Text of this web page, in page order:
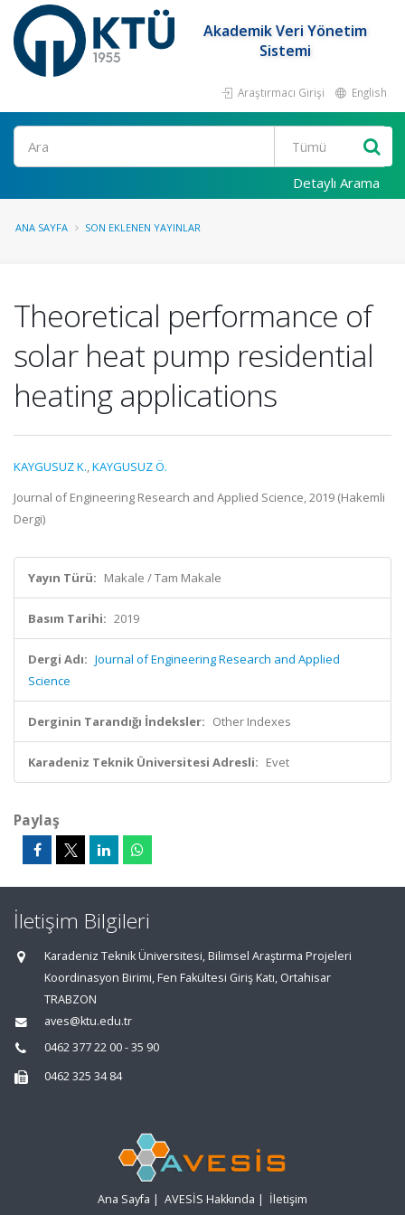
Akademik Veri Yönetim
Sistemi
Araştırmacı Girişi English
Ara
Detaylı Arama
ANA SAYFA SON EKLENEN YAYINLAR
Theoretical performance of
solar heat pump residential
heating applications
KAYGUSUZ K.,KAYGUSUZ Ö.
Journal of Engineering Research and Applied Science, 2019 (Hakemli
Dergi)
Yayın Türü: Makale / Tam Makale
Basım Tarihi: 2019
Dergi Adı: Journal of Engineering Research and Applied
Science
Derginin Tarandığı İndeksler: Other Indexes
Karadeniz Teknik Üniversitesi Adresli: Evet
Paylaş
İletişim Bilgileri
Karadeniz Teknik Üniversitesi, Bilimsel Araştırma Projeleri
Koordinasyon Birimi, Fen Fakültesi Giriş Katı, Ortahisar
TRABZON
aves@ktu.edu.tr
0462 377 22 00 - 35 90
0462 325 34 84
Ana Sayfa | AVESİS Hakkında | İletişim